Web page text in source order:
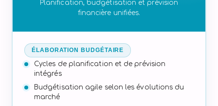
Planification, budgétisation et prévision
financière unifiées.
ÉLABORATION BUDGÉTAIRE
Cycles de planification et de prévision
intégrés
Budgétisation agile selon les évolutions du
marché